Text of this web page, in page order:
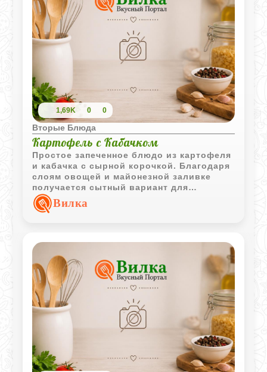
1,69K 0 0
Вторые Блюда
Картофель с Кабачком
Простое запеченное блюдо из картофеля
и кабачка с сырной корочкой. Благодаря
слоям овощей и майонезной заливке
получается сытный вариант для
семейного ужина.
Вилка